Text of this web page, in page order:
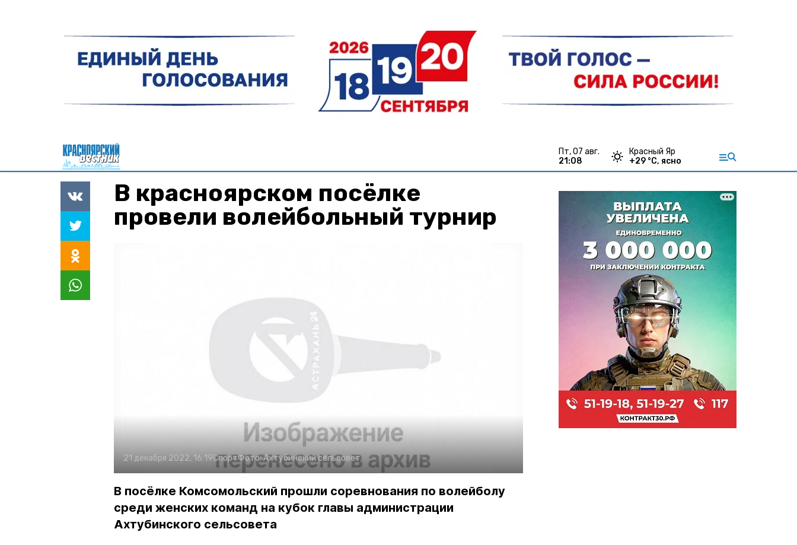
пт, 07 авг.
21:08
Красный Яр
+29 °С, ясно
В красноярском посёлке
провели волейбольный турнир
21 декабря 2022, 16:19СпортФото:Ахтубинский сельсовет
В посёлке Комсомольский прошли соревнования по волейболу
среди женских команд на кубок главы администрации
Ахтубинского сельсовета